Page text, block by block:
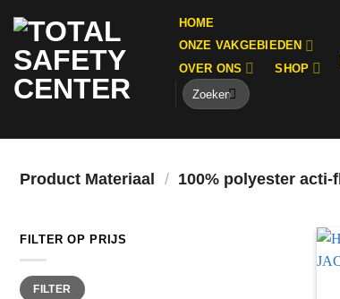
naar
inhoud
HOME
ONZE VAKGEBIEDEN
OVER ONS
SHOP
Zoeken
naar:
Product Materiaal / 100% polyester acti-
FILTER OP PRIJS
Min.
prijs
Max.
prijsFILTER